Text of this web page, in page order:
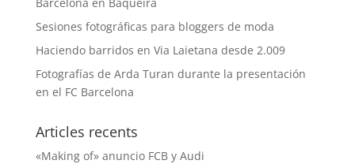
Sesiones fotográficas para bloggers de moda
Haciendo barridos en Via Laietana desde 2.009
Fotografías de Arda Turan durante la presentación
en el FC Barcelona
Articles recents
«Making of» anuncio FCB y Audi